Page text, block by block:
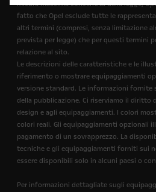
misura massima consentita dalla legge,
fatto che Opel esclude tutte le
altri termini (compresi, senza limitazione
prevista per legge) che per questi termini
relazione al sito.
Le descrizioni delle caratteristiche e le
riferimento o mostrare equipaggiamenti
versione standard. Le informazioni fornite
della pubblicazione. Ci riserviamo il diritto
design e agli equipaggiamenti. I colori
colori reali. Gli equipaggiamenti opzionali
pagamento di un sovrapprezzo. La
tecniche e gli equipaggiamenti forniti sui
essere disponibili solo in alcuni paesi o
Per informazioni dettagliate sugli